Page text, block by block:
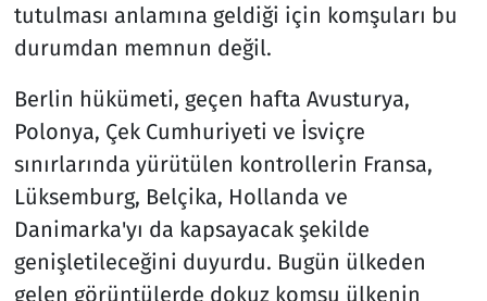
tutulması anlamına geldiği için komşuları bu
durumdan memnun değil.
Berlin hükümeti, geçen hafta Avusturya,
Polonya, Çek Cumhuriyeti ve İsviçre
sınırlarında yürütülen kontrollerin Fransa,
Lüksemburg, Belçika, Hollanda ve
Danimarka'yı da kapsayacak şekilde
genişletileceğini duyurdu. Bugün ülkeden
gelen görüntülerde dokuz komşu ülkenin